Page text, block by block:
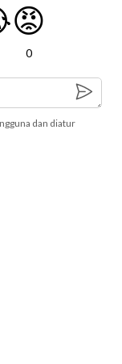
😡
0
dan diatur